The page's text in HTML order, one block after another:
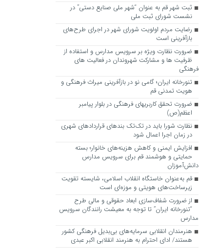
ثبت شهر قم به عنوان “شهر ملی صنایع دستی” در
نشست شورای ثبت ملی
رضایت مردم اولویت شورای شهر در اجرای طرح‌های
بازآفرینی است
ضرورت نظارت ویژه بر سرویس مدارس و استفاده از
ظرفیت ها و مشارکت شهروندان در فعالیت های
فرهنگی
تنورخانه ایران؛ گامی نو در بازآفرینی میراث فرهنگی و
هویت تمدنی قم
ضرورت تحقق کاربری­های فرهنگی در بلوار پیامبر
اعظم(ص)
نظارت شورا باید در تک‌تک بندهای قراردادهای شهری
در زمان اجرا اعمال شود
افزایش ایمنی و کاهش هزینه‌های خانوار؛ بسته
حمایتی و هوشمند قم برای سرویس مدارس
دانش‌آموزان
قم به‌عنوان خاستگاه انقلاب اسلامی، شایسته تقویت
زیرساخت‌های هویتی و موزه‌ای است
از ضرورت شفاف‌سازی ابعاد حقوقی و مالی طرح
“تنورخانه ایران” تا توجه به معیشت رانندگان سرویس
مدارس
هنرمندان انقلابی سرمایه‌های بی‌بدیل فرهنگی کشور
هستند/ ادای احترام به هنرمند انقلابی اکبر عبدی